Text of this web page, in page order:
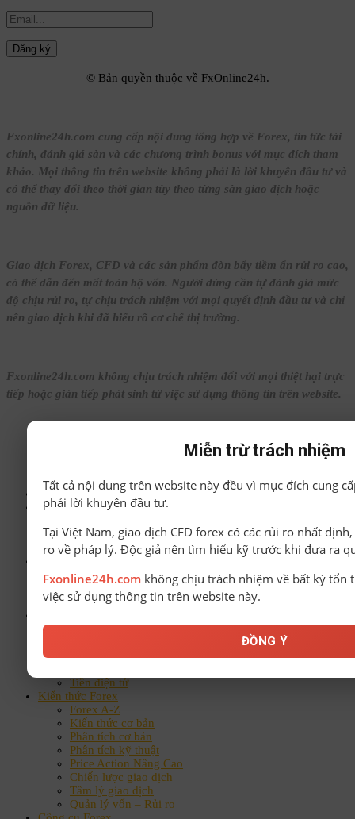
© Bản quyền thuộc về FxOnline24h.
Fxonline24h.com cung cấp nội dung tổng hợp về Forex, tin tức tài
chính, đánh giá sàn và các chương trình bonus với mục đích tham
khảo. Mọi thông tin trên website không phải là lời khuyên đầu tư và
có thể thay đổi theo thời gian tùy theo từng sàn giao dịch hoặc
nguồn dữ liệu.
Giao dịch Forex, CFD và các sản phẩm đòn bẩy tiềm ẩn rủi ro cao,
có thể dẫn đến mất toàn bộ vốn. Người dùng cần tự đánh giá mức
độ chịu rủi ro, tự chịu trách nhiệm với mọi quyết định đầu tư và chỉ
nên giao dịch khi đã hiểu rõ cơ chế thị trường.
Fxonline24h.com không chịu trách nhiệm đối với mọi thiệt hại trực
tiếp hoặc gián tiếp phát sinh từ việc sử dụng thông tin trên website.
Trang chủ
Broker
Đánh giá sàn Forex
Giấy phép sàn Forex
Bonus Forex
Deposit
No Deposit
Gửi Bonus mới
Tiền tệ
Chứng khoán
Tiền điện tử
Kiến thức Forex
Forex A-Z
Kiến thức cơ bản
Phân tích cơ bản
Phân tích kỹ thuật
Price Action Nâng Cao
Chiến lược giao dịch
Tâm lý giao dịch
Quản lý vốn – Rủi ro
Miễn trừ trách nhiệm
Tất cả nội dung trên website này đều vì mục đích cung
phải lời khuyên đầu tư.
Tại Việt Nam, giao dịch CFD forex có các rủi ro nhất
ro về pháp lý. Độc giả nên tìm hiểu kỹ trước khi đưa ra
Fxonline24h.com không chịu trách nhiệm về bất kỳ tổn
việc sử dụng thông tin trên website này.
ĐỒNG Ý